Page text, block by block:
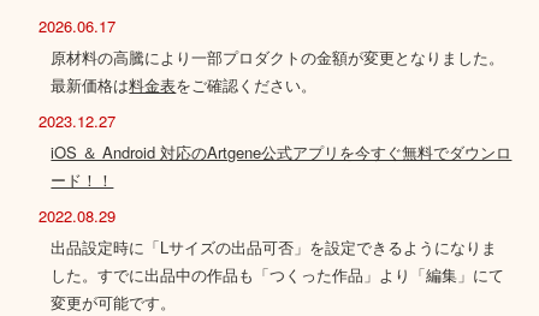
2026.06.17
原材料の高騰により一部プロダクトの金額が変更となりました。
最新価格は料金表をご確認ください。
2023.12.27
iOS ＆ Android 対応のArtgene公式アプリを今すぐ無料でダウンロ
ード！！
2022.08.29
出品設定時に「Lサイズの出品可否」を設定できるようになりま
した。すでに出品中の作品も「つくった作品」より「編集」にて
変更が可能です。